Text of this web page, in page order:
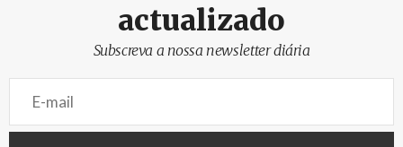
actualizado
Subscreva a nossa newsletter diária